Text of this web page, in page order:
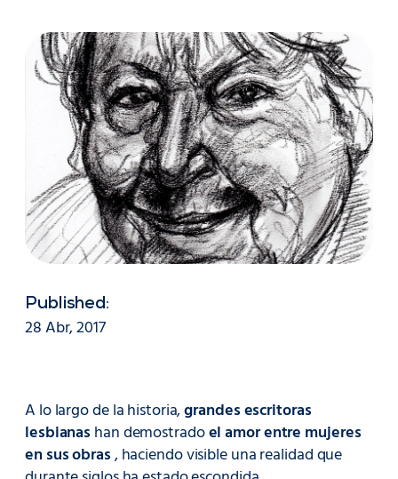
Published:
28 Abr, 2017
A lo largo de la historia,grandes escritoras
lesbianas han demostradoel amor entre mujeres
en sus obras, haciendo visible una realidad que